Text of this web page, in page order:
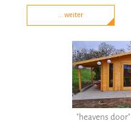
... weiter
"heavens